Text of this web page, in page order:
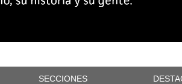
SECCIONES